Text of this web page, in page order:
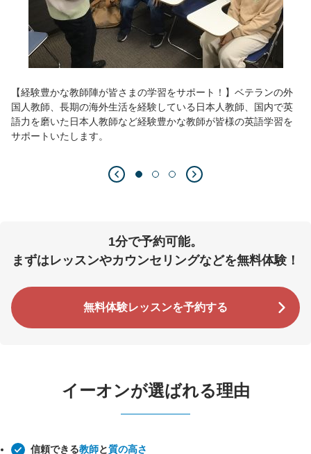
【経験豊かな教師陣が皆さまの学習をサポート！】ベテランの外
国人教師、長期の海外生活を経験している日本人教師、国内で英
語力を磨いた日本人教師など経験豊かな教師が皆様の英語学習を
サポートいたします。
1分で予約可能。
まずはレッスンやカウンセリングなどを無料体験！
無料体験レッスンを予約する
イーオンが選ばれる理由
信頼できる教師と質の高さ